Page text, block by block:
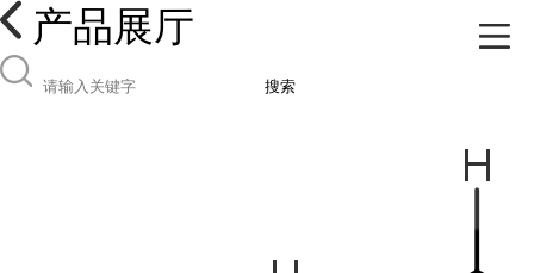
产品展厅
搜索